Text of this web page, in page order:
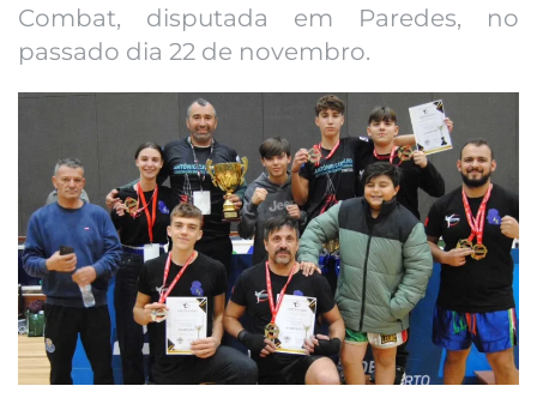
Combat, disputada em Paredes, no
passado dia 22 de novembro.